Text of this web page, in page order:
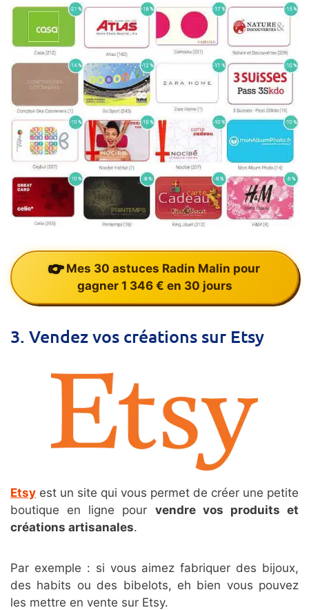
Mes 30 astuces Radin Malin pour
gagner 1 346 € en 30 jours
3. Vendez vos créations sur Etsy
Etsy est un site qui vous permet de créer une petite
boutique en ligne pour vendre vos produits et
créations artisanales.
Par exemple : si vous aimez fabriquer des bijoux,
des habits ou des bibelots, eh bien vous pouvez
les mettre en vente sur Etsy.